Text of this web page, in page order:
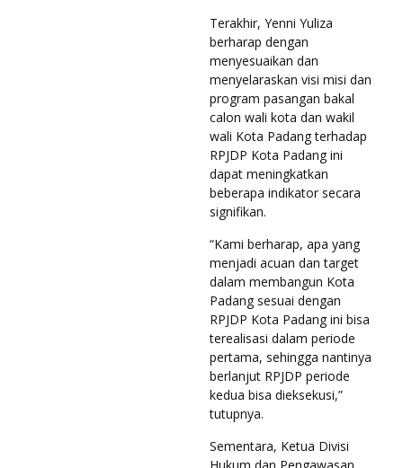
Terakhir, Yenni Yuliza
berharap dengan
menyesuaikan dan
menyelaraskan visi misi dan
program pasangan bakal
calon wali kota dan wakil
wali Kota Padang terhadap
RPJDP Kota Padang ini
dapat meningkatkan
beberapa indikator secara
signifikan.
“Kami berharap, apa yang
menjadi acuan dan target
dalam membangun Kota
Padang sesuai dengan
RPJDP Kota Padang ini bisa
terealisasi dalam periode
pertama, sehingga nantinya
berlanjut RPJDP periode
kedua bisa dieksekusi,”
tutupnya.
Sementara, Ketua Divisi